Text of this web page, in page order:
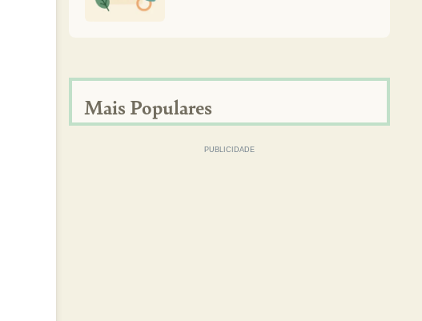
Mais Populares